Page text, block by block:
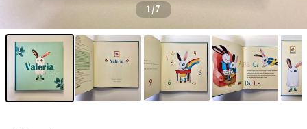
1/7